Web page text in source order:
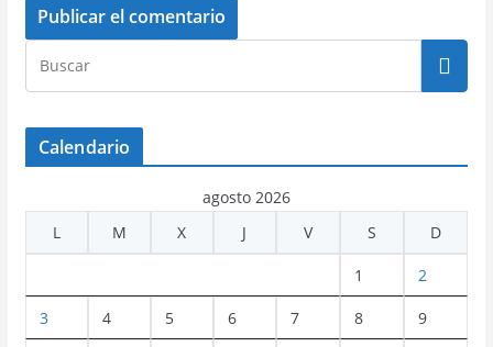
Calendario
agosto 2026
L
M X J V S D
1 2
3 4 5 6 7 8 9